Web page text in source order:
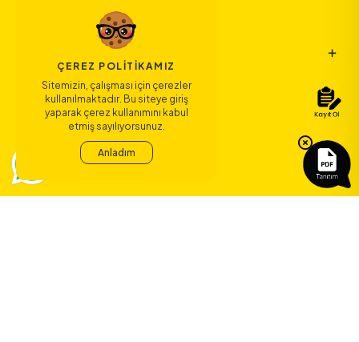
Bağlantılar
Sözleşmeler
ÇEREZ POLITIKAMIZ
Sitemizin, çalışması için çerezler
kullanılmaktadır. Bu siteye giriş
yaparak çerez kullanımını kabul
etmiş sayılıyorsunuz.
Anladım